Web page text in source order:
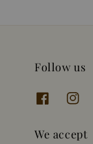
Follow us
We accept